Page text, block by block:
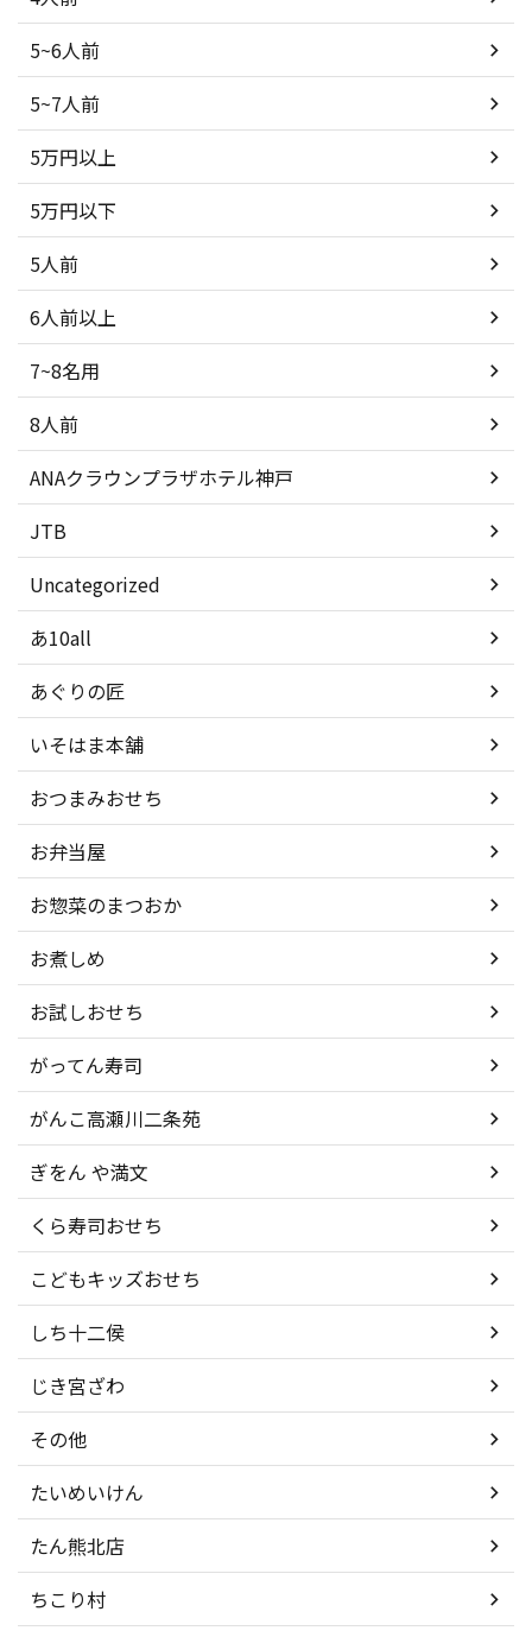
5~6人前
5~7人前
5万円以上
5万円以下
5人前
6人前以上
7~8名用
8人前
ANAクラウンプラザホテル神戸
JTB
Uncategorized
あ10all
あぐりの匠
いそはま本舗
おつまみおせち
お弁当屋
お惣菜のまつおか
お煮しめ
お試しおせち
がってん寿司
がんこ高瀬川二条苑
ぎをん や満文
くら寿司おせち
こどもキッズおせち
しち十二侯
じき宮ざわ
その他
たいめいけん
たん熊北店
ちこり村